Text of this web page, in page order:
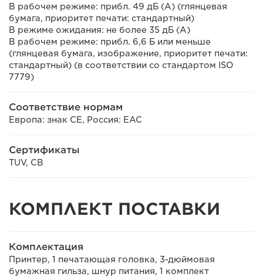
В рабочем режиме: прибл. 49 дБ (А) (глянцевая
бумага, приоритет печати: стандартный)
В режиме ожидания: не более 35 дБ (А)
В рабочем режиме: прибл. 6,6 Б или меньше
(глянцевая бумага, изображение, приоритет печати:
стандартный) (в соответствии со стандартом ISO
7779)
Соответствие нормам
Европа: знак CE, Россия: EAC
Сертификаты
TUV, CB
КОМПЛЕКТ ПОСТАВКИ
Комплектация
Принтер, 1 печатающая головка, 3-дюймовая
бумажная гильза, шнур питания, 1 комплект